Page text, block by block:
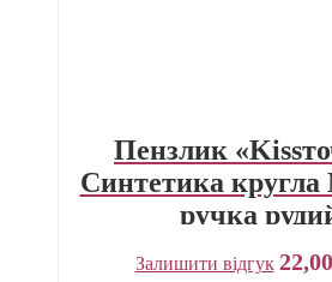
Пензлик
Синтетика
ручка
Залишити відгук 22,00